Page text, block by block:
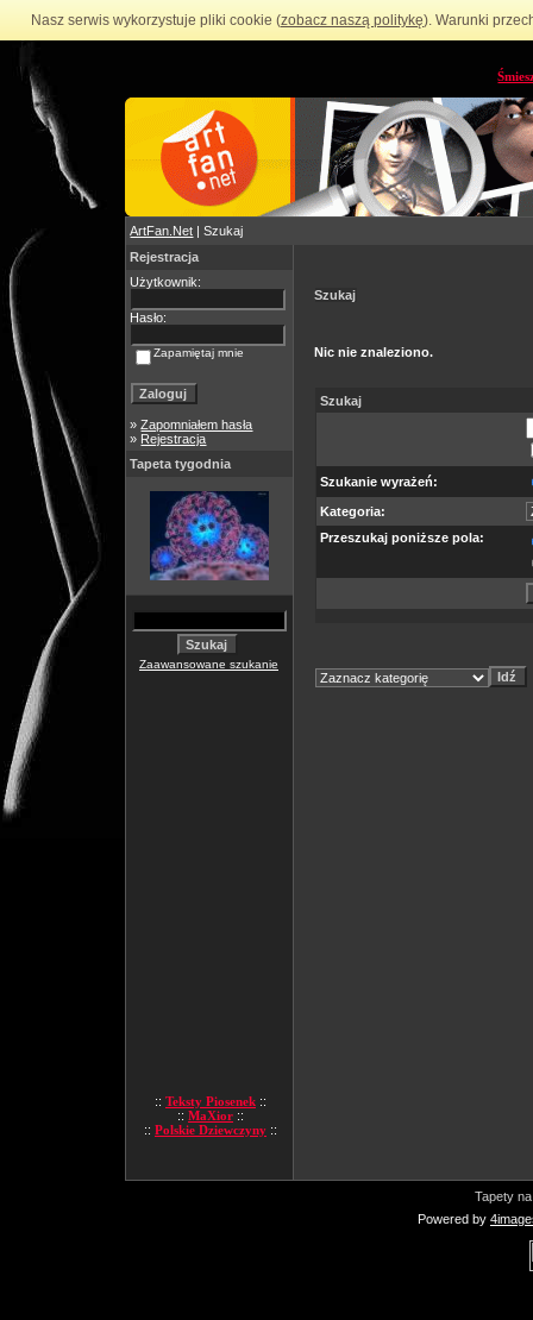
Nasz serwis wykorzystuje pliki cookie (zobacz naszą politykę). Warunki
ArtFan.Net | Szukaj
Rejestracja
Użytkownik:
Hasło:
Zapamiętaj mnie
»Zapomniałem hasła
» Rejestracja
Tapeta tygodnia
Zaawansowane szukanie
:: Teksty Piosenek ::
:: MaXior ::
:: Polskie Dziewczyny ::
Szukaj
Nic nie znaleziono.
Szukaj
Szukanie wyrażeń:
Kategoria:
Przeszukaj poniższe pola:
Tapety
Powered by